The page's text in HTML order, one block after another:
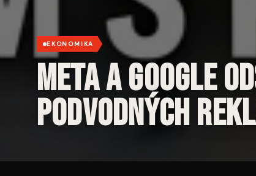
EKONOMIKA
Meta a Google
podvodných